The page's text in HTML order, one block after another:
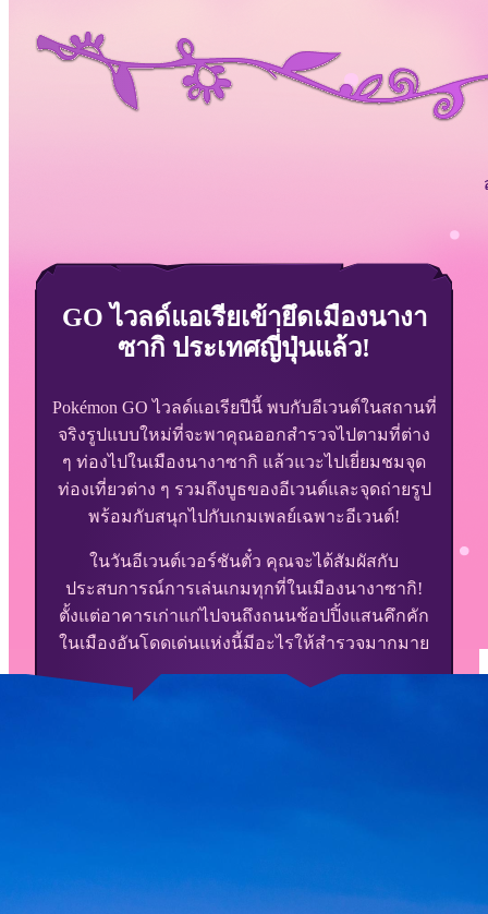
GO ไวลด์แอเรียเข้ายึดเมืองนางา
ซากิ ประเทศญี่ปุ่นแล้ว!
Pokémon GO ไวลด์แอเรียปีนี้ พบกับอีเวนต์ในสถานที่
จริงรูปแบบใหม่ที่จะพาคุณออกสำรวจไปตามที่ต่าง
ๆ ท่องไปในเมืองนางาซากิ แล้วแวะไปเยี่ยมชมจุด
ท่องเที่ยวต่าง ๆ รวมถึงบูธของอีเวนต์และจุดถ่ายรูป
พร้อมกับสนุกไปกับเกมเพลย์เฉพาะอีเวนต์!
ในวันอีเวนต์เวอร์ชันตั๋ว คุณจะได้สัมผัสกับ
ประสบการณ์การเล่นเกมทุกที่ในเมืองนางาซากิ!
ตั้งแต่อาคารเก่าแก่ไปจนถึงถนนช้อปปิ้งแสนคึกคัก
ในเมืองอันโดดเด่นแห่งนี้มีอะไรให้สำรวจมากมาย